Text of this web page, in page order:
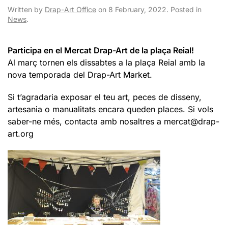
Written by Drap-Art Office on 8 February, 2022. Posted in
News.
Participa en el Mercat Drap-Art de la plaça Reial!
Al març tornen els dissabtes a la plaça Reial amb la
nova temporada del Drap-Art Market.
Si t’agradaria exposar el teu art, peces de disseny,
artesania o manualitats encara queden places. Si vols
saber-ne més, contacta amb nosaltres a mercat@drap-
art.org